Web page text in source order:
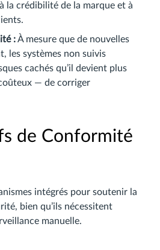
la crédibilité de la marque et à
:À mesure que de nouvelles
les systèmes non suivis
cachés qu’il devient plus
— de corriger
de Conformité
intégrés pour soutenir la
bien qu’ils nécessitent
manuelle.